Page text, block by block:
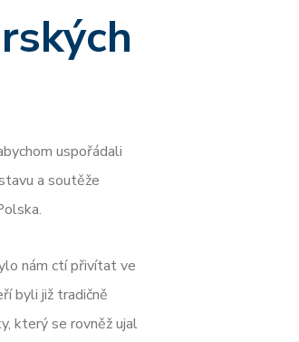
uspořádali
a soutěže
nám ctí přivítat ve
byli již tradičně
který se rovněž ujal